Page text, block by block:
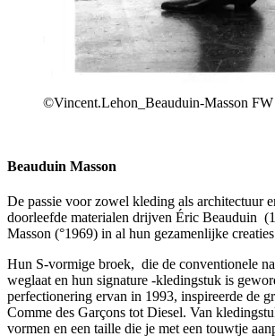
©Vincent.Lehon_Beauduin-Masson
Beauduin Masson
De passie voor zowel kleding als architectuur
doorleefde materialen drijven Éric Beauduin
Masson (°1969) in al hun gezamenlijke
Hun S-vormige broek, die de conventionele
weglaat en hun signature -kledingstuk is
perfectionering ervan in 1993, inspireerde de
Comme des Garçons tot Diesel. Van
vormen en een taille die je met een touwtje